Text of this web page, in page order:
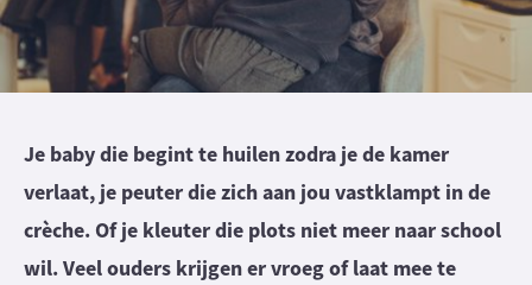
Je baby die begint te huilen zodra je de kamer
verlaat, je peuter die zich aan jou vastklampt in de
crèche. Of je kleuter die plots niet meer naar school
wil. Veel ouders krijgen er vroeg of laat mee te